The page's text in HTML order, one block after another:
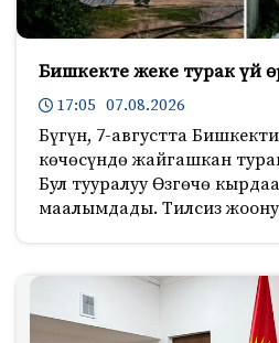
Бишкекте жеке турак үй
17:05 07.08.2026
Бүгүн, 7-августта
көчөсүндө жайгашкан
Бул тууралуу Өзгөчө
маалымдады. Тилсиз